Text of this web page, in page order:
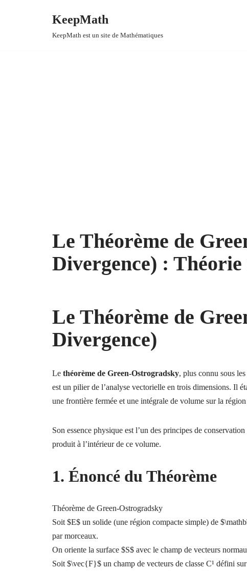
KeepMath
KeepMath est un site de Mathématiques
Le Théorème de
Divergence) :
Le Théorème de
Divergence)
Le théorème de Green-Ostrogradsky, plus connu sous
est un pilier de l’analyse vectorielle en trois dimensions. Il
une frontière fermée et une intégrale de volume sur la
Son essence physique est l’un des principes de
produit à l’intérieur de ce volume.
1. Énoncé du Théorème
Théorème de Green-Ostrogradsky
Soit $E$ un solide (une région compacte simple) de
par morceaux.
On oriente la surface $S$ avec le champ de vecteurs
Soit $\vec{F}$ un champ de vecteurs de classe C¹ défini